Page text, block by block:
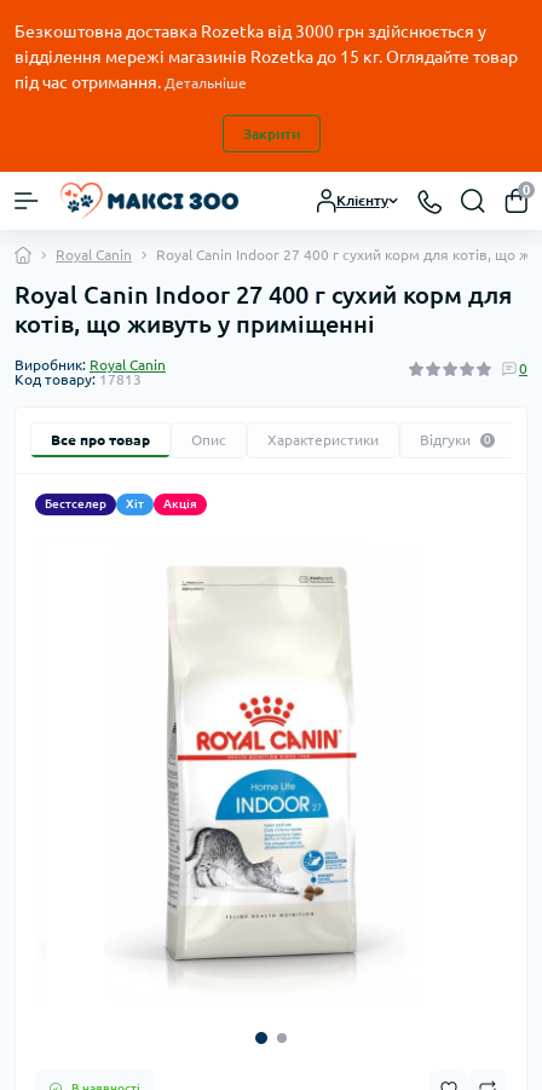
Безкоштовна доставка Rozetka від 3000 грн здійснюється у
відділення мережі магазинів Rozetka до 15 кг. Оглядайте товар
під час отримання. Детальніше
Закрити
Клієнту
0
Royal Canin Royal Canin Indoor 27 400 г сухий корм для котів, що
Royal Canin Indoor 27 400 г сухий корм для
котів, що живуть у приміщенні
Виробник: Royal Canin
Код товару: 17813
0
Все про товар Опис Характеристики Відгуки 0
Бестселер Хіт Акція